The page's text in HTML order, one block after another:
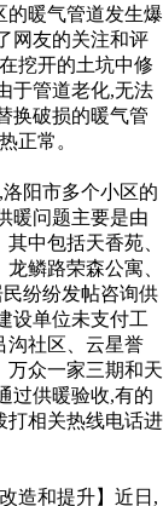
的暖气管道发生爆
网友的关注和评
挖开的土坑中修
于管道老化,无法
换破损的暖气管
正常。
阳市多个小区的
暖问题主要是由
中包括天香苑、
鳞路荣森公寓、
纷纷发帖咨询供
设单位未支付工
沟社区、云星誉
万众一家三期和天
过供暖验收,有的
打相关热线电话进
造和提升】近日,